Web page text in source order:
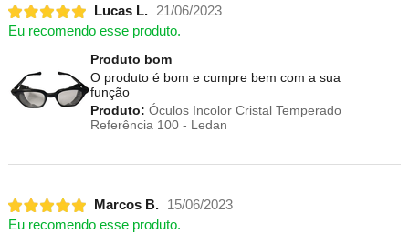
Lucas L. 21/06/2023
Eu recomendo esse produto.
Produto bom
O produto é bom e cumpre bem com a sua
função
Produto: Óculos Incolor Cristal Temperado
Referência 100 - Ledan
Marcos B.
15/06/2023
Eu recomendo esse produto.